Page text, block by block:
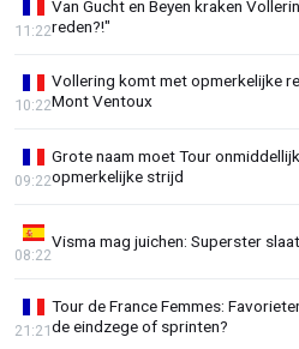
Van Gucht en Beyen kraken
reden?!"
11:22
Vollering komt met opmerkelijke
Mont Ventoux
10:22
Grote naam moet Tour
opmerkelijke strijd
09:22
Visma mag juichen: Superster
08:22
Tour de France Femmes:
de eindzege of sprinten?
21:21